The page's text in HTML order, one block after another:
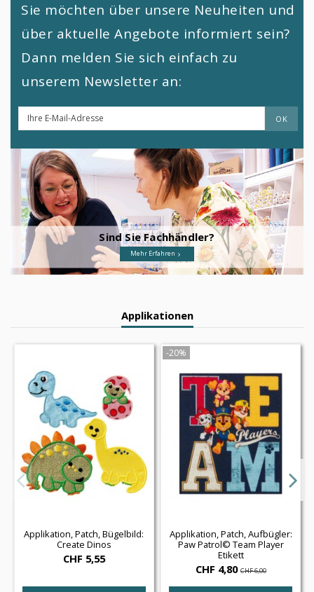
Sie möchten über unsere Neuheiten und
über aktuelle Angebote informiert sein?
Dann melden Sie sich einfach zu
unserem Newsletter an:
Sind Sie Fachhändler?
Mehr Erfahren
Applikationen
Applikation, Patch, Bügelbild:
Create Dinos
CHF 5,55
-20%
Applikation, Patch, Aufbügler:
Paw Patrol© Team Player
Etikett
CHF 4,80 CHF 6,00